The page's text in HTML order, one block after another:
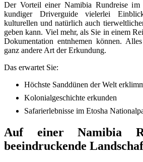
Der Vorteil einer Namibia Rundreise
kundiger Driverguide vielerlei
kulturellen und natürlich auch
geben kann. Viel mehr, als Sie in einem
Dokumentation entnhemen können.
ganz andere Art der Erkundung.
Das erwartet Sie:
Höchste Sanddünen der Welt
Kolonialgeschichte erkunden
Safarierlebnisse im Etosha
Auf einer Namibia
beeindruckende